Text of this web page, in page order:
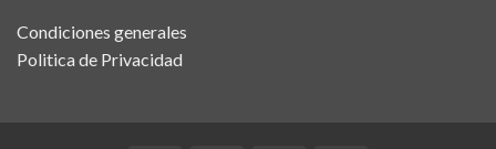
Condiciones generales
Politica de Privacidad